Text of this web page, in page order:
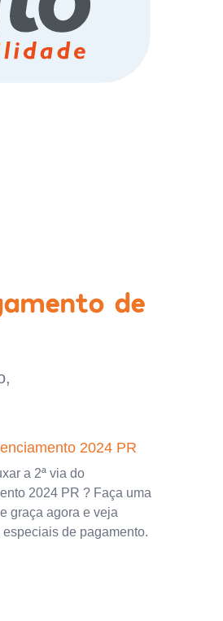
de
2024 PR
a 2ª via do
2024 PR ? Faça uma
graça agora e veja
de pagamento.